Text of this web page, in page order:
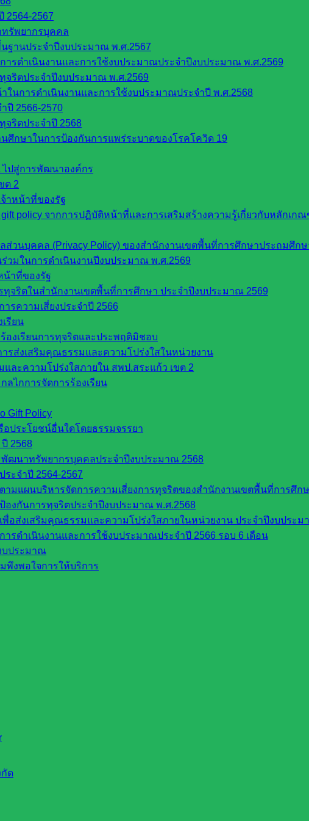
2564-2567
รัพยากรบุคคล
ฐานประจำปีงบประมาณ พ.ศ.2567
รดำเนินงานและการใช้งบประมาณประจำปีงบประมาณ พ.ศ.2569
จริตประจำปีงบประมาณ พ.ศ.2569
นการดำเนินงานและการใช้งบประมาณประจำปี พ.ศ.2568
ปี 2566-2570
ริตประจำปี 2568
ศึกษาในการป้องกันการแพร่ระบาดของโรคโควิด 19
ไปสู่การพัฒนาองค์กร
ต 2
าหน้าที่ของรัฐ
policy จากการปฏิบัติหน้าที่และการเสริมสร้างความรู้เกี่ยวกับหลักเ
วนบุคคล (Privacy Policy) ของสำนักงานเขตพื้นที่การศึกษาประถมศึกษ
วมในการดำเนินงานปีงบประมาณ พ.ศ.2569
น้าที่ของรัฐ
ทุจริตในสำนักงานเขตพื้นที่การศึกษา ประจำปีงบประมาณ 2569
รความเสี่ยงประจำปี 2566
รียน
องเรียนการทุจริตและประพฤติมิชอบ
รส่งเสริมคุณธรรมและความโปร่งใสในหน่วยงาน
ละความโปร่งใสภายใน สพป.สระแก้ว เขต 2
ลไกการจัดการร้องเรียน
Gift Policy
ประโยชน์อื่นใดโดยธรรมจรรยา
2568
พัฒนาทรัพยากรบุคคลประจำปีงบประมาณ 2568
ระจำปี 2564-2567
ามแผนบริหารจัดการความเสี่ยงการทุจริตของสำนักงานเขตพื้นที่การศึก
องกันการทุจริตประจำปีงบประมาณ พ.ศ.2568
พื่อส่งเสริมคุณธรรมและความโปร่งใสภายในหน่วยงาน ประจำปีงบประม
ารดำเนินงานและการใช้งบประมาณประจำปี 2566 รอบ 6 เดือน
บประมาณ
พึงพอใจการให้บริการ
กัด
ษา
วศึกษา
ษาขั้นพื้น
ว
ก้ว
ว
ขต 1
ต 2
าน
ทรัพย์
ลฯ
ร
.
กษา
ทรัพย์